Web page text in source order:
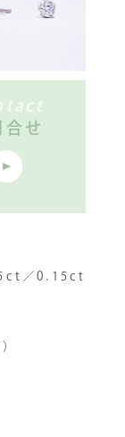
／0.15ct
せ